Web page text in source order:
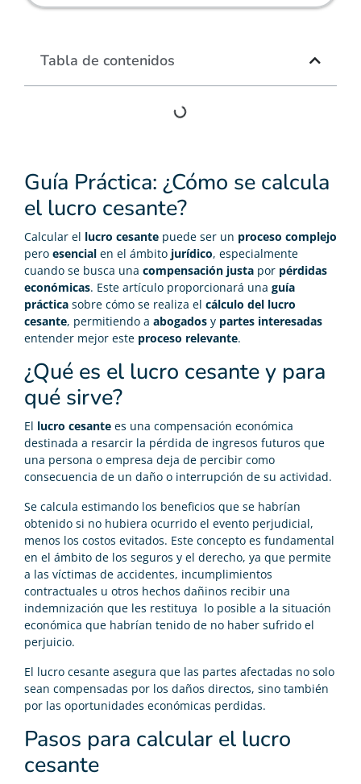
Guía Práctica: ¿Cómo se calcula
el lucro cesante?
Calcular el lucro cesante puede ser un proceso complejo
pero esencial en el ámbito jurídico, especialmente
cuando se busca una compensación justa por pérdidas
económicas. Este artículo proporcionará una guía
práctica sobre cómo se realiza el cálculo del lucro
cesante, permitiendo a abogados y partes interesadas
entender mejor este proceso relevante.
¿Qué es el lucro cesante y para
qué sirve?
El lucro cesante es una compensación económica
destinada a resarcir la pérdida de ingresos futuros que
una persona o empresa deja de percibir como
consecuencia de un daño o interrupción de su actividad.
Se calcula estimando los beneficios que se habrían
obtenido si no hubiera ocurrido el evento perjudicial,
menos los costos evitados. Este concepto es fundamental
en el ámbito de los seguros y el derecho, ya que permite
a las víctimas de accidentes, incumplimientos
contractuales u otros hechos dañinos recibir una
indemnización que les restituya lo posible a la situación
económica que habrían tenido de no haber sufrido el
perjuicio.
El lucro cesante asegura que las partes afectadas no solo
sean compensadas por los daños directos, sino también
por las oportunidades económicas perdidas.
Pasos para calcular el lucro
cesante
Tabla de contenidos